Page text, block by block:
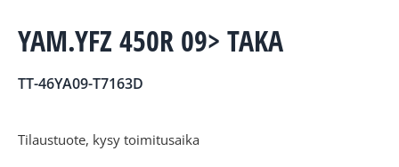
YAM.YFZ 450R 09> TAKA
TT-46YA09-T7163D
Tilaustuote, kysy toimitusaika